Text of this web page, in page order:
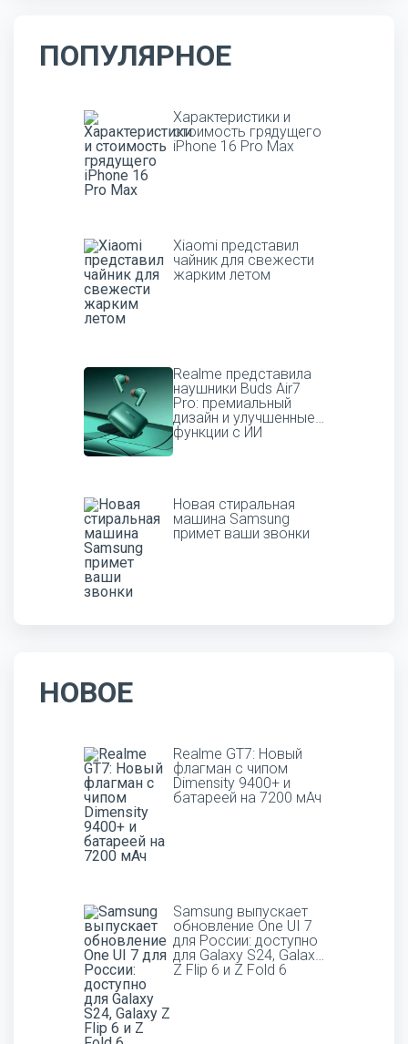
ПОПУЛЯРНОЕ
Характеристики и
стоимость грядущего
iPhone 16 Pro Max
Xiaomi представил
чайник для свежести
жарким летом
Realme представила
наушники Buds Air7
Pro: премиальный
дизайн и улучшенные
функции с ИИ
Новая стиральная
машина Samsung
примет ваши звонки
НОВОЕ
Realme GT7: Новый
флагман с чипом
Dimensity 9400+ и
батареей на 7200 мАч
Samsung выпускает
обновление One UI 7
для России: доступно
для Galaxy S24, Galaxy
Z Flip 6 и Z Fold 6